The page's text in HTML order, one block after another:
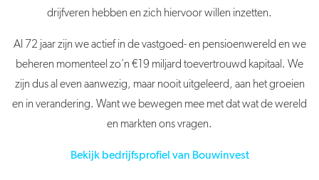
drijfveren hebben en zich hiervoor willen inzetten.
Al 72 jaar zijn we actief in de vastgoed- en pensioenwereld en we
beheren momenteel zo’n €19 miljard toevertrouwd kapitaal. We
zijn dus al even aanwezig, maar nooit uitgeleerd, aan het groeien
en in verandering. Want we bewegen mee met dat wat de wereld
en markten ons vragen.
Bekijk bedrijfsprofiel van Bouwinvest